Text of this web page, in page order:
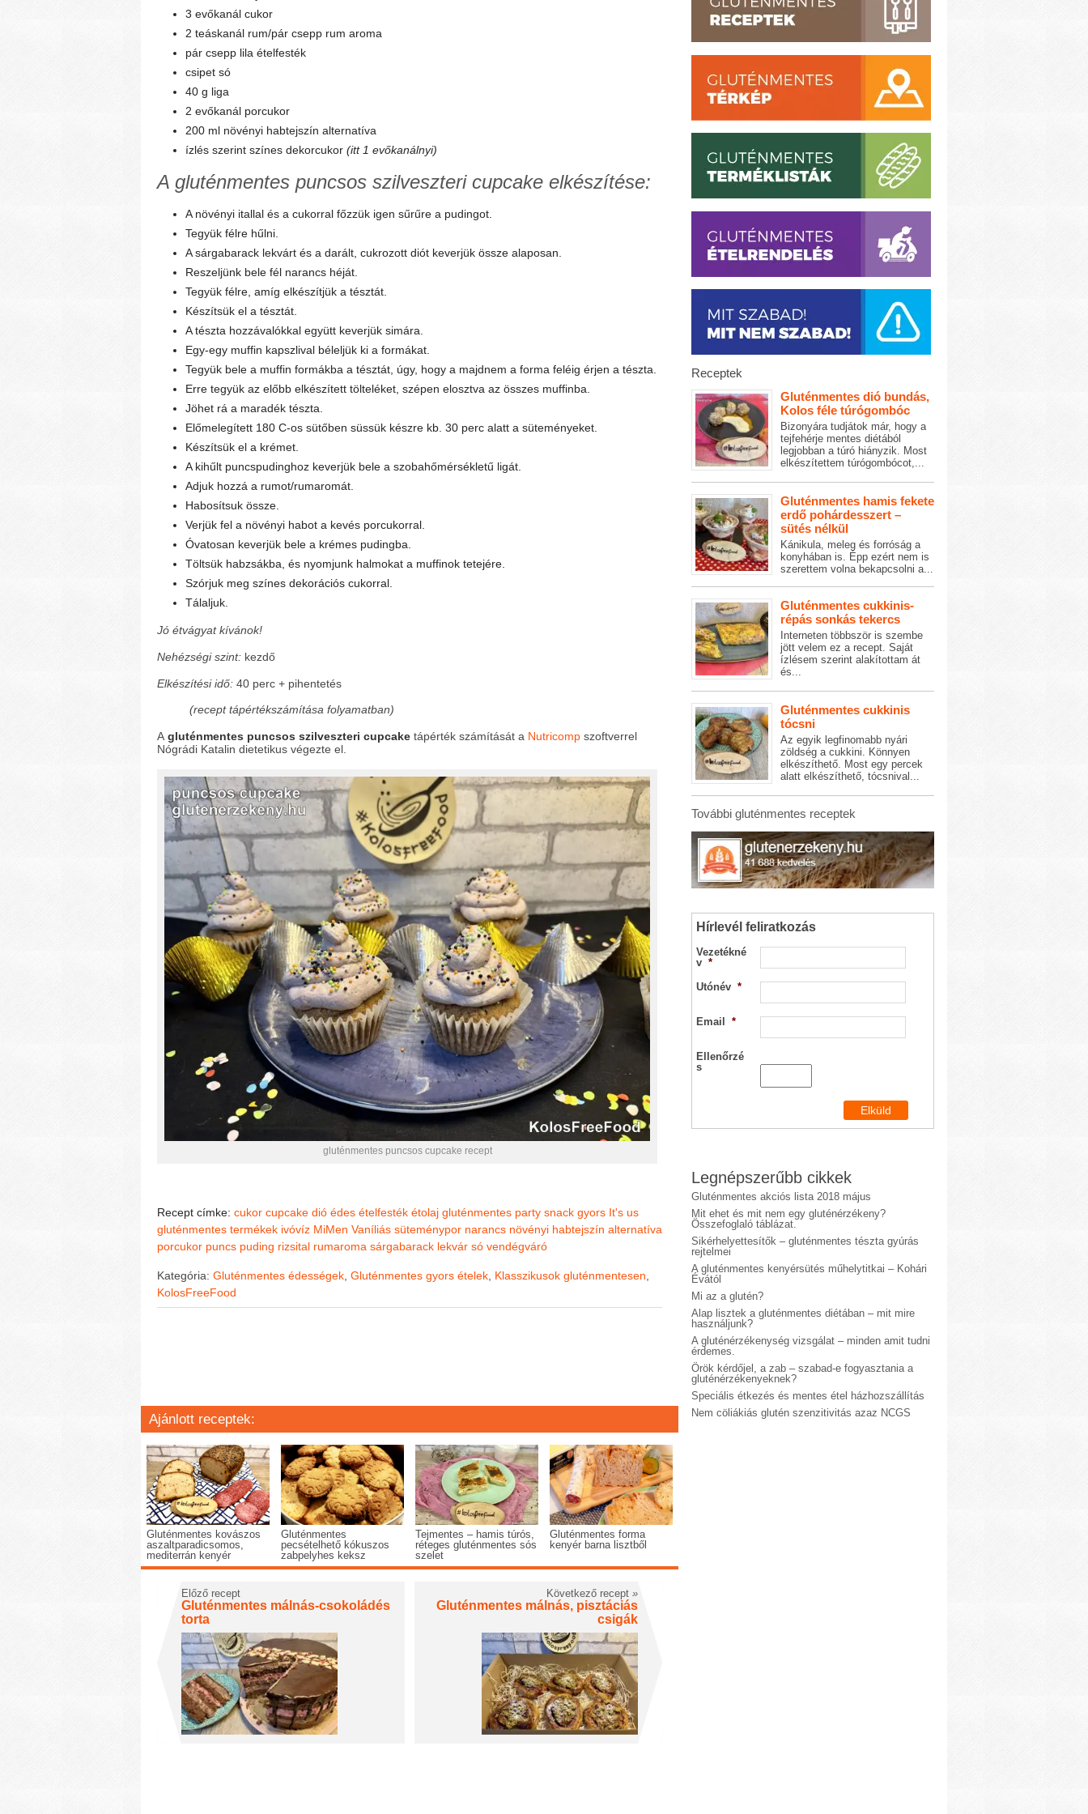
3 evőkanál cukor
2 teáskanál rum/pár csepp rum aroma
pár csepp lila ételfesték
csipet só
40 g liga
2 evőkanál porcukor
200 ml növényi habtejszín alternatíva
ízlés szerint színes dekorcukor (itt 1 evőkanálnyi)
A gluténmentes puncsos szilveszteri cupcake elkészítése:
A növényi itallal és a cukorral főzzük igen sűrűre a pudingot.
Tegyük félre hűlni.
A sárgabarack lekvárt és a darált, cukrozott diót keverjük össze alaposan.
Reszeljünk bele fél narancs héját.
Tegyük félre, amíg elkészítjük a tésztát.
Készítsük el a tésztát.
A tészta hozzávalókkal együtt keverjük simára.
Egy-egy muffin kapszlival béleljük ki a formákat.
Tegyük bele a muffin formákba a tésztát, úgy, hogy a majdnem a forma feléig érjen a tészta.
Erre tegyük az előbb elkészített tölteléket, szépen elosztva az összes muffinba.
Jöhet rá a maradék tészta.
Előmelegített 180 C-os sütőben süssük készre kb. 30 perc alatt a süteményeket.
Készítsük el a krémet.
A kihűlt puncspudinghoz keverjük bele a szobahőmérsékletű ligát.
Adjuk hozzá a rumot/rumaromát.
Habosítsuk össze.
Verjük fel a növényi habot a kevés porcukorral.
Óvatosan keverjük bele a krémes pudingba.
Töltsük habzsákba, és nyomjunk halmokat a muffinok tetejére.
Szórjuk meg színes dekorációs cukorral.
Tálaljuk.
Jó étvágyat kívánok!
Nehézségi szint: kezdő
Elkészítési idő: 40 perc + pihentetés
(recept tápértékszámítása folyamatban)
A gluténmentes puncsos szilveszteri cupcake tápérték számítását a Nutricomp szoftverrel
Nógrádi Katalin dietetikus végezte el.
gluténmentes puncsos cupcake recept
Recept címke: cukor cupcake dió édes ételfesték étolaj gluténmentes party snack gyors It's us
gluténmentes termékek ivóvíz MiMen Vaníliás süteménypor narancs növényi habtejszín alternatíva
porcukor puncs puding rizsital rumaroma sárgabarack lekvár só vendégváró
Kategória: Gluténmentes édességek Gluténmentes gyors ételek Klasszikusok gluténmentesen
KolosFreeFood
Ajánlott receptek:
Gluténmentes kovászos
aszaltparadicsomos,
mediterrán kenyér
Gluténmentes
pecsételhető kókuszos
zabpelyhes keksz
Tejmentes – hamis túrós,
réteges gluténmentes sós
szelet
Gluténmentes forma
kenyér barna lisztből
Előző recept
Gluténmentes málnás-csokoládés
torta
Következő recept »
Gluténmentes málnás, pisztáciás
csigák
Receptek
Gluténmentes dió bundás,
Kolos féle túrógombóc
Bizonyára tudjátok már, hogy a
tejfehérje mentes diétából
legjobban a túró hiányzik. Most
elkészítettem túrógombócot,...
Gluténmentes hamis fekete
erdő pohárdesszert –
sütés nélkül
Kánikula, meleg és forróság a
konyhában is. Épp ezért nem is
szerettem volna bekapcsolni a...
Gluténmentes cukkinis-
répás sonkás tekercs
Interneten többször is szembe
jött velem ez a recept. Saját
ízlésem szerint alakítottam át
és...
Gluténmentes cukkinis
tócsni
Az egyik legfinomabb nyári
zöldség a cukkini. Könnyen
elkészíthető. Most egy percek
alatt elkészíthető, tócsnival...
További gluténmentes receptek
Hírlevél feliratkozás
Vezetékné
v *
Utónév *
Email *
Ellenőrzé
s
Legnépszerűbb cikkek
Gluténmentes akciós lista 2018 május
Mit ehet és mit nem egy gluténérzékeny?
Összefoglaló táblázat.
Sikérhelyettesítők – gluténmentes tészta gyúrás
rejtelmei
A gluténmentes kenyérsütés műhelytitkai – Kohári
Évától
Mi az a glutén?
Alap lisztek a gluténmentes diétában – mit mire
használjunk?
A gluténérzékenység vizsgálat – minden amit tudni
érdemes.
Örök kérdőjel, a zab – szabad-e fogyasztania a
gluténérzékenyeknek?
Speciális étkezés és mentes étel házhozszállítás
Nem cöliákiás glutén szenzitivitás azaz NCGS